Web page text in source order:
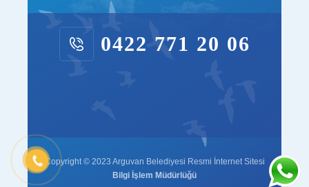
0422 771 20 06
Copyright © 2023 Arguvan Belediyesi Resmi İnternet Sitesi
Bilgi İşlem Müdürlüğü